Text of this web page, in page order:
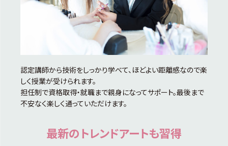
認定講師から技術をしっかり学べて、ほどよい距離感なので楽
しく授業が受けられます。
担任制で資格取得・就職まで親身になってサポート。最後まで
不安なく楽しく通っていただけます。
最新のトレンドアートも習得